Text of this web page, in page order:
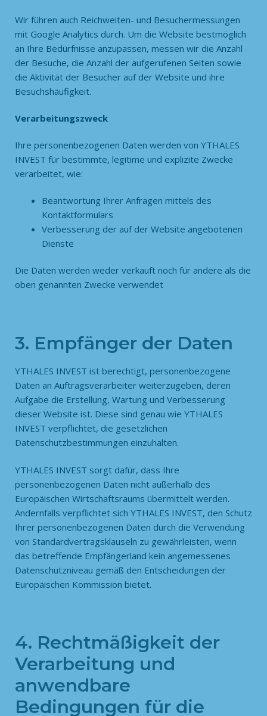
Wir führen auch Reichweiten- und Besuchermessungen
mit Google Analytics durch. Um die Website bestmöglich
an Ihre Bedürfnisse anzupassen, messen wir die Anzahl
der Besuche, die Anzahl der aufgerufenen Seiten sowie
die Aktivität der Besucher auf der Website und ihre
Besuchshäufigkeit.
Verarbeitungszweck
Ihre personenbezogenen Daten werden von YTHALES
INVEST für bestimmte, legitime und explizite Zwecke
verarbeitet, wie:
Beantwortung Ihrer Anfragen mittels des
Kontaktformulars
Verbesserung der auf der Website angebotenen
Dienste
Die Daten werden weder verkauft noch für andere als die
oben genannten Zwecke verwendet
3. Empfänger der Daten
YTHALES INVEST ist berechtigt, personenbezogene
Daten an Auftragsverarbeiter weiterzugeben, deren
Aufgabe die Erstellung, Wartung und Verbesserung
dieser Website ist. Diese sind genau wie YTHALES
INVEST verpflichtet, die gesetzlichen
Datenschutzbestimmungen einzuhalten.
YTHALES INVEST sorgt dafür, dass Ihre
personenbezogenen Daten nicht außerhalb des
Europäischen Wirtschaftsraums übermittelt werden.
Andernfalls verpflichtet sich YTHALES INVEST, den Schutz
Ihrer personenbezogenen Daten durch die Verwendung
von Standardvertragsklauseln zu gewährleisten, wenn
das betreffende Empfängerland kein angemessenes
Datenschutzniveau gemäß den Entscheidungen der
Europäischen Kommission bietet.
4. Rechtmäßigkeit der
Verarbeitung und
anwendbare
Bedingungen für die